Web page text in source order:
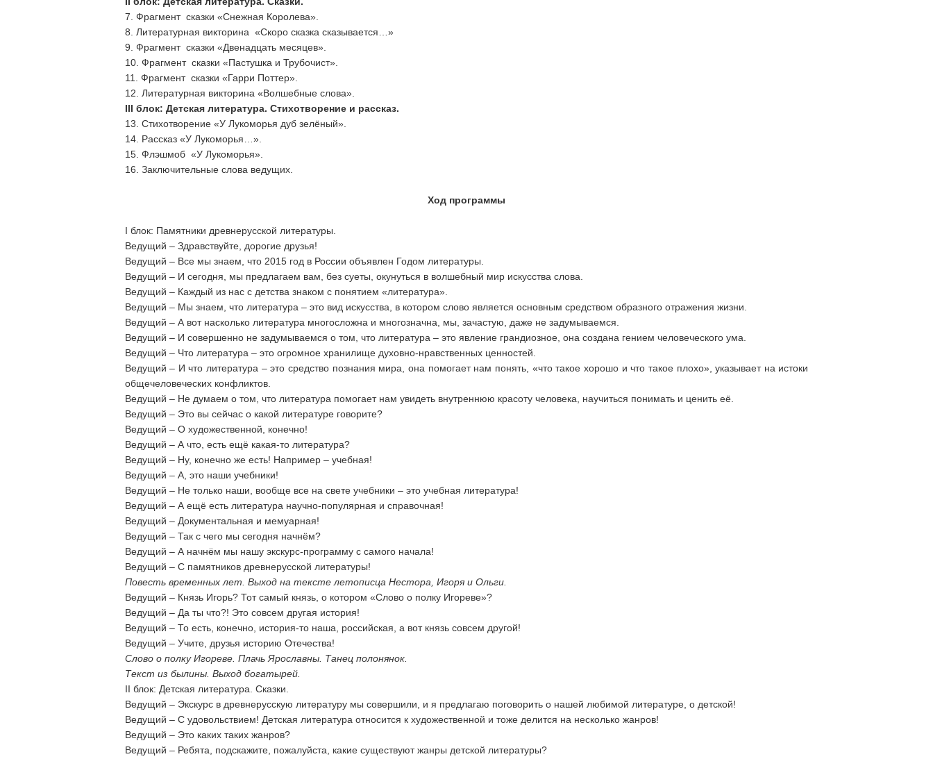
7. Фрагмент сказки «Снежная Королева».
8. Литературная викторина «Скоро сказка сказывается…»
9. Фрагмент сказки «Двенадцать месяцев».
10. Фрагмент сказки «Пастушка и Трубочист».
11. Фрагмент сказки «Гарри Поттер».
12. Литературная викторина «Волшебные слова».
III блок: Детская литература. Стихотворение и рассказ.
13. Стихотворение «У Лукоморья дуб зелёный».
14. Рассказ «У Лукоморья…».
15. Флэшмоб «У Лукоморья».
16. Заключительные слова ведущих.
Ход программы
I блок: Памятники древнерусской литературы.
Ведущий – Здравствуйте, дорогие друзья!
Ведущий – Все мы знаем, что 2015 год в России объявлен Годом литературы.
Ведущий – И сегодня, мы предлагаем вам, без суеты, окунуться в волшебный мир искусства слова.
Ведущий – Каждый из нас с детства знаком с понятием «литература».
Ведущий – Мы знаем, что литература – это вид искусства, в котором слово является основным средством образного отражения жизни.
Ведущий – А вот насколько литература многосложна и многозначна, мы, зачастую, даже не задумываемся.
Ведущий – И совершенно не задумываемся о том, что литература – это явление грандиозное, она создана гением человеческого ума.
Ведущий – Что литература – это огромное хранилище духовно-нравственных ценностей.
Ведущий – И что литература – это средство познания мира, она помогает нам понять, «что такое хорошо и что такое плохо», указывает на истоки
общечеловеческих конфликтов.
Ведущий – Не думаем о том, что литература помогает нам увидеть внутреннюю красоту человека, научиться понимать и ценить её.
Ведущий – Это вы сейчас о какой литературе говорите?
Ведущий – О художественной, конечно!
Ведущий – А что, есть ещё какая-то литература?
Ведущий – Ну, конечно же есть! Например – учебная!
Ведущий – А, это наши учебники!
Ведущий – Не только наши, вообще все на свете учебники – это учебная литература!
Ведущий – А ещё есть литература научно-популярная и справочная!
Ведущий – Документальная и мемуарная!
Ведущий – Так с чего мы сегодня начнём?
Ведущий – А начнём мы нашу экскурс-программу с самого начала!
Ведущий – С памятников древнерусской литературы!
Повесть временных лет. Выход на тексте летописца Нестора, Игоря и Ольги.
Ведущий – Князь Игорь? Тот самый князь, о котором «Слово о полку Игореве»?
Ведущий – Да ты что?! Это совсем другая история!
Ведущий – То есть, конечно, история-то наша, российская, а вот князь совсем другой!
Ведущий – Учите, друзья историю Отечества!
Слово о полку Игореве. Плачь Ярославны. Танец полонянок.
Текст из былины. Выход богатырей.
II блок: Детская литература. Сказки.
Ведущий – Экскурс в древнерусскую литературу мы совершили, и я предлагаю поговорить о нашей любимой литературе, о детской!
Ведущий – С удовольствием! Детская литература относится к художественной и тоже делится на несколько жанров!
Ведущий – Это каких таких жанров?
Ведущий – Ребята, подскажите, пожалуйста, какие существуют жанры детской литературы?